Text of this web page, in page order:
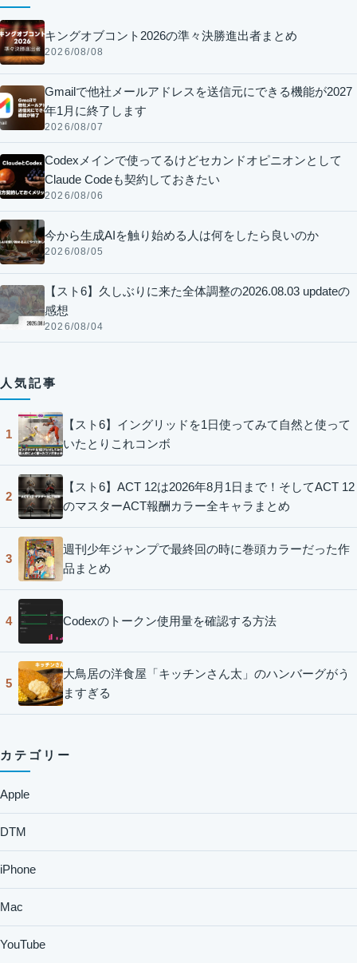
キングオブコント2026の準々決勝進出者まとめ
2026/08/08
Gmailで他社メールアドレスを送信元にできる機能が2027
年1月に終了します
2026/08/07
Codexメインで使ってるけどセカンドオピニオンとして
Claude Codeも契約しておきたい
2026/08/06
今から生成AIを触り始める人は何をしたら良いのか
2026/08/05
【スト6】久しぶりに来た全体調整の2026.08.03 updateの
感想
2026/08/04
人気記事
1
【スト6】イングリッドを1日使ってみて自然と使って
いたとりこれコンボ
2
【スト6】ACT 12は2026年8月1日まで！そしてACT 12
のマスターACT報酬カラー全キャラまとめ
3
週刊少年ジャンプで最終回の時に巻頭カラーだった作
品まとめ
4 Codexのトークン使用量を確認する方法
5
大鳥居の洋食屋「キッチンさん太」のハンバーグがう
ますぎる
カテゴリー
Apple
DTM
iPhone
Mac
YouTube